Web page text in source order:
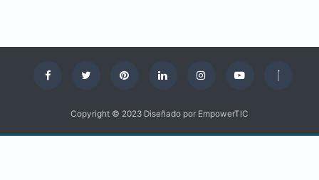
Copyright © 2023 Diseñado por EmpowerTIC